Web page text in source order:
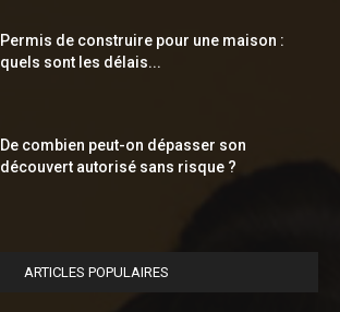
Permis de construire pour une maison :
quels sont les délais...
De combien peut-on dépasser son
découvert autorisé sans risque ?
ARTICLES POPULAIRES